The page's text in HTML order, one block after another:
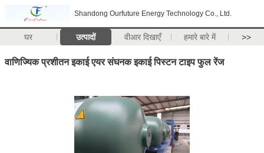
Shandong Ourfuture Energy Technology Co., Ltd.
घर उत्पादों वीआर दिखाएँ हमारे बारे में >>
वाणिज्यिक प्रशीतन इकाई एयर संघनक इकाई पिस्टन टाइप फुल रेंज